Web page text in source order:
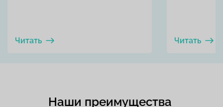
Читать Читать
Наши преимущества